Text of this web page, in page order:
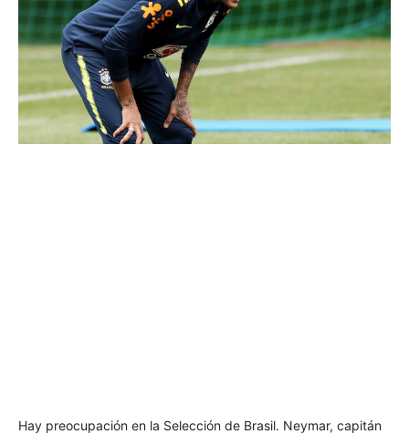
Hay preocupación en la Selección de Brasil. Neymar, capitán